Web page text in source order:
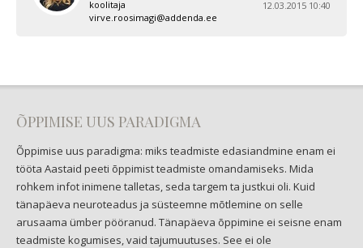
koolitaja
virve.roosimagi@addenda.ee
12.03.2015 10:40
ÕPPIMISE UUS PARADIGMA
Õppimise uus paradigma: miks teadmiste edasiandmine enam ei
tööta Aastaid peeti õppimist teadmiste omandamiseks. Mida
rohkem infot inimene talletas, seda targem ta justkui oli. Kuid
tänapäeva neuroteadus ja süsteemne mõtlemine on selle
arusaama ümber pööranud. Tänapäeva õppimine ei seisne enam
teadmiste kogumises, vaid tajumuutuses. See ei ole